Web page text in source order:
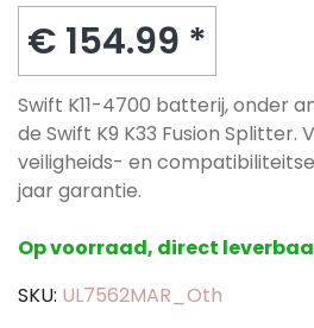
€ 154.99 *
Swift K11-4700 batterij, onder
de Swift K9 K33 Fusion Splitter.
veiligheids- en
jaar garantie.
Op voorraad, direct
SKU: UL7562MAR_Oth